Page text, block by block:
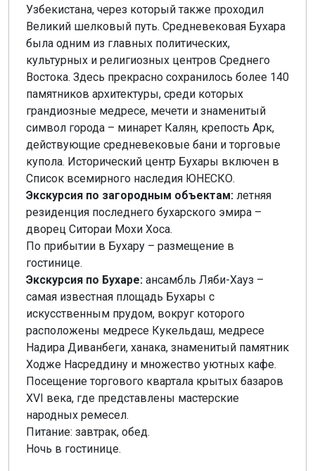
Узбекистана, через который также проходил
Великий шелковый путь. Средневековая Бухара
была одним из главных политических,
культурных и религиозных центров Среднего
Востока. Здесь прекрасно сохранилось более 140
памятников архитектуры, среди которых
грандиозные медресе, мечети и знаменитый
символ города – минарет Калян, крепость Арк,
действующие средневековые бани и торговые
купола. Исторический центр Бухары включен в
Список всемирного наследия ЮНЕСКО.
Экскурсия по загородным объектам: летняя
резиденция последнего бухарского эмира –
дворец Ситораи Мохи Хоса.
По прибытии в Бухару – размещение в
гостинице.
Экскурсия по Бухаре: ансамбль Ляби-Хауз –
самая известная площадь Бухары с
искусственным прудом, вокруг которого
расположены медресе Кукельдаш, медресе
Надира Диванбеги, ханака, знаменитый памятник
Ходже Насреддину и множество уютных кафе.
Посещение торгового квартала крытых базаров
XVI века, где представлены мастерские
народных ремесел.
Питание: завтрак, обед.
Ночь в гостинице.